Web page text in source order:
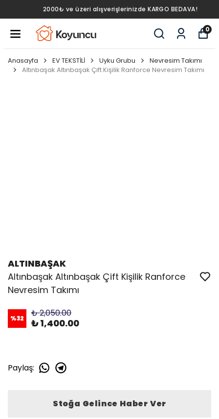
2000₺ ve üzeri alışverişlerinizde KARGO BEDAVA!
0
Anasayfa EV TEKSTİLİ Uyku Grubu
Nevresim Takımı
Altınbaşak Altınbaşak Çift Kişilik Ranforce Nevresim Takımı
ALTINBAŞAK
Altınbaşak Altınbaşak Çift Kişilik Ranforce
Nevresim Takımı
%32 ₺ 2,050.00
₺ 1,400.00
Paylaş:
Stoğa Gelince Haber Ver